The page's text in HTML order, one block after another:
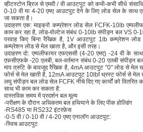
व्हीटस्टोन ब्रिज से एमवी / वी आउटपुट को कभी-कभी सीधे
0-10 वी या 4-20 एमए आउटपुट देने के लिए लोड सेल के साथ
जा सकता है।
उदाहरण एक: माइक्रो कम्प्रेशन लोड सेल FCFK-10lb
काम कर रहा है, लोड-वोल्टेज संबंध 0-10lb संपीड़न बल VS 0-
परवाह किए बिना रैखिक है, 1V आउटपुट 1lb कम्प्रेशन
कम्प्रेशन लोड से मेल खाता है, और इसी तरह।
उदाहरण दो: एम्पलीफायर एफएससी (4-20 एमए) -24 वी के
एफसीएफके -20 एलबी, बल-वर्तमान संबंध 0-20 एलबी संपीड़न
माप त्रुटि के बावजूद रैखिक है, 4mA आउटपुट "0" लोड से मेल
फोर्स से मेल खाती है, 12mA आउटपुट 10lbf थ्रस्ट फोर्स से मेल
लघु संपीड़न बल लोड सेल FCFK नीचे दिए गए कार्यों को
साथ भी काम कर सकता है:
वास्तविक समय में प्रदर्शन बल मूल्य
-परीक्षण के दौरान अधिकतम बल हथियाने के लिए पीक होल्डिंग
-RS485 या RS232 इंटरफ़ेस
-0-5 वी / 0-10 वी / 4-20 एमए एनालॉग आउटपुट:
-स्विच आउटपुट